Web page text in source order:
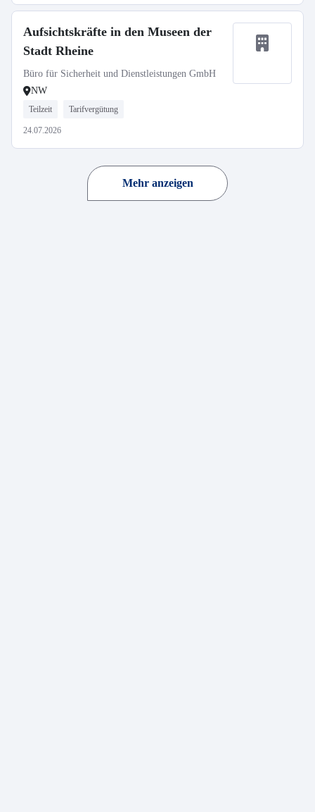
Aufsichtskräfte in den Museen der
Stadt Rheine
Büro für Sicherheit und Dienstleistungen GmbH
NW
Teilzeit Tarifvergütung
24.07.2026
Mehr anzeigen